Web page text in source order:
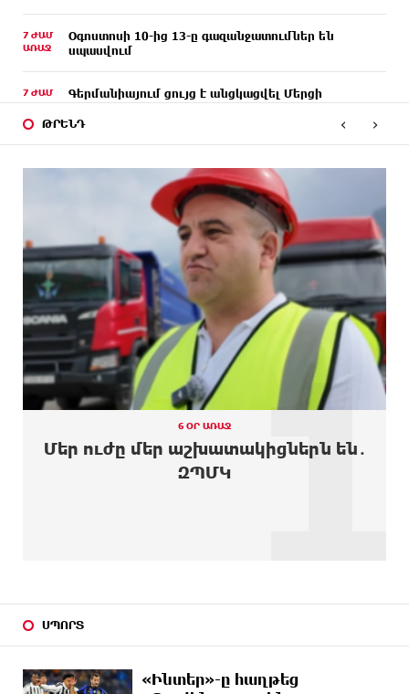
7 ԺԱՄ
ԱՌԱՋ
Օգոստոսի 10-ից 13-ը գազանջատումներ են
սպասվում
7 ԺԱՄ
ԱՌԱՋ
Գերմանիայում ցույց է անցկացվել Մերցի
կառավարության դեմ
23-ամյա ուսանողի մշակած հավելվածը
հարավկորեական App Store-ում շրջանցել է
նույնիսկ Google Maps-ը
9 ԺԱՄ
ԱՌԱՋ
Ռուսաստանի տարածքում ոչնչացվել է
ուկրաինական 360 անօդաչու թռչող սարք
9 ԺԱՄ
ԱՌԱՋ
Օգոստոսի 10-ին, 11-ին, 12-ին, 13-ին, 14-ին, 17-
ին, 18-ին և 20-ին հարյուրավոր հասցեներում
լույս չի լինելու
9 ԺԱՄ
Ողբերգական դեպք՝ Երևանում․ Կիևյան կամրջի
տակ հայտնաբերվել է տղամարդու մարմին
Ադրբեջանի Սարով գյուղում տանը 18-ամյա
աղջկա դի է հայտնաբերվել
պատուհաններն ու դռները
10 ԺԱՄ
Ալիևն ու Թրամփը հեռախոսազրույց են ունեցել
ԹՐԵՆԴ
6 ՕՐ ԱՌԱՋ
Մեր ուժը մեր աշխատակիցներն են․
ԶՊՄԿ
1
‹ ›
ՍՊՈՐՏ
«Ինտեր»-ը հաղթեց